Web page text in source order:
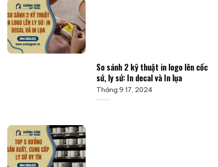
So sánh 2 kỹ thuật in logo lên cốc
sứ, ly sứ: In decal và In lụa
Tháng 9 17, 2024